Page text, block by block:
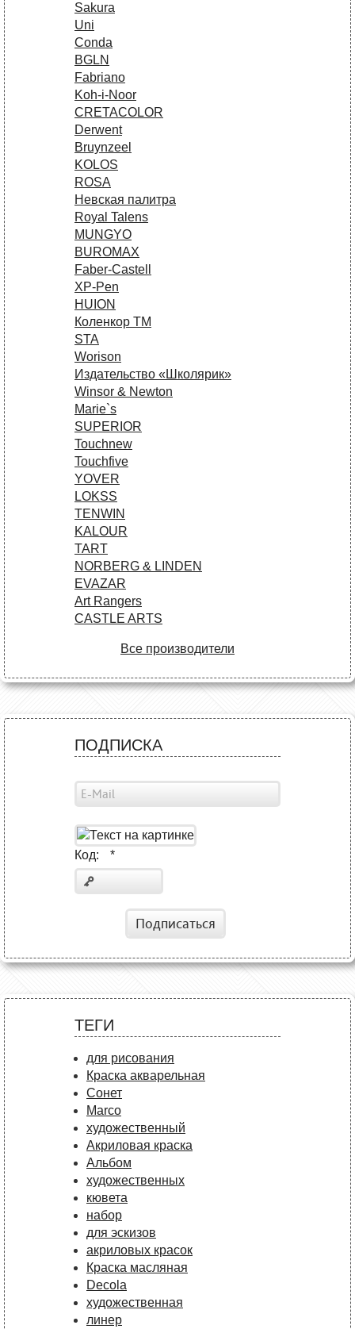
Sakura
Uni
Conda
BGLN
Fabriano
Koh-i-Noor
CRETACOLOR
Derwent
Bruynzeel
KOLOS
ROSA
Невская палитра
Royal Talens
MUNGYO
BUROMAX
Faber-Castell
XP-Pen
HUION
Коленкор ТМ
STA
Worison
Издательство «Школярик»
Winsor & Newton
Marie`s
SUPERIOR
Touchnew
Touchfive
YOVER
LOKSS
TENWIN
KALOUR
TART
NORBERG & LINDEN
EVAZAR
Art Rangers
CASTLE ARTS
Все производители
ПОДПИСКА
Код: *
Подписаться
ТЕГИ
для рисования
Краска акварельная
Сонет
Marco
художественный
Акриловая краска
Альбом
художественных
кювета
набор
для эскизов
акриловых красок
Краска масляная
Decola
художественная
линер